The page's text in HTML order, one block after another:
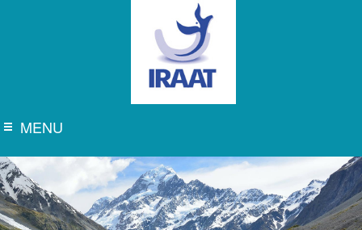
contenu
principal
iraat
MenuMENU